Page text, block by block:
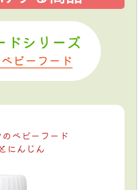
ベビーフード
にんじん